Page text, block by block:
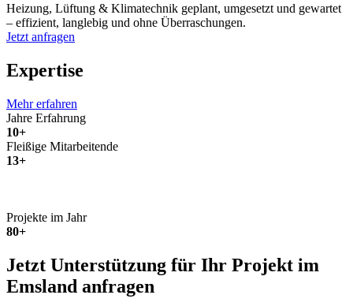
Heizung, Lüftung & Klimatechnik geplant, umgesetzt und gewartet
– effizient, langlebig und ohne Überraschungen.
Jetzt anfragen
Expertise
Mehr erfahren
Jahre Erfahrung
10+
Fleißige Mitarbeitende
13+
Projekte im Jahr
80+
Jetzt Unterstützung für Ihr Projekt im
Emsland anfragen